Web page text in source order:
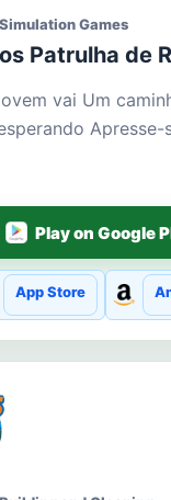
Games
Patrulha de
vai Um
Apresse-
Play on Google
App Store